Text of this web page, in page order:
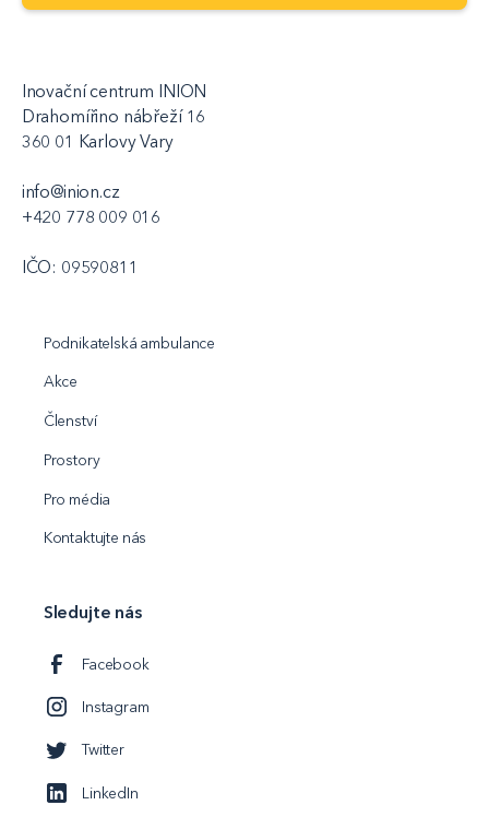
Inovační centrum INION
Drahomířino nábřeží 16
360 01 Karlovy Vary
info@inion.cz
+420 778 009 016
IČO: 09590811
Podnikatelská ambulance
Akce
Členství
Prostory
Pro média
Kontaktujte nás
Sledujte nás
Facebook
Instagram
Twitter
LinkedIn